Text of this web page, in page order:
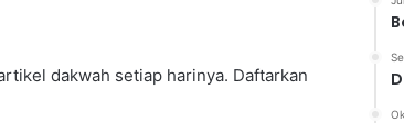
dakwah setiap harinya. Daftarkan